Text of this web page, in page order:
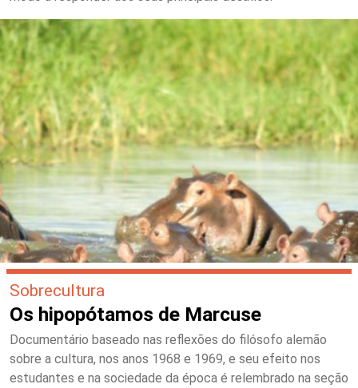
Sobrecultura
Os hipopótamos de Marcuse
Documentário baseado nas reflexões do filósofo alemão
sobre a cultura, nos anos 1968 e 1969, e seu efeito nos
estudantes e na sociedade da época é relembrado na seção